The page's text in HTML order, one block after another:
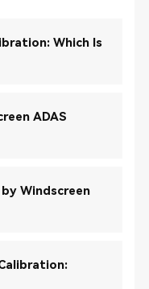
Which Is
ADAS
Windscreen